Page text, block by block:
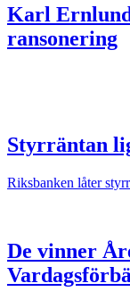
Karl
ransonering
Styrräntan
Riksbanken låter
De vinner